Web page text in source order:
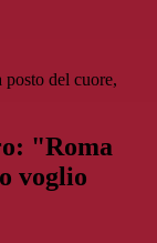
del cuore,
"Roma
voglio